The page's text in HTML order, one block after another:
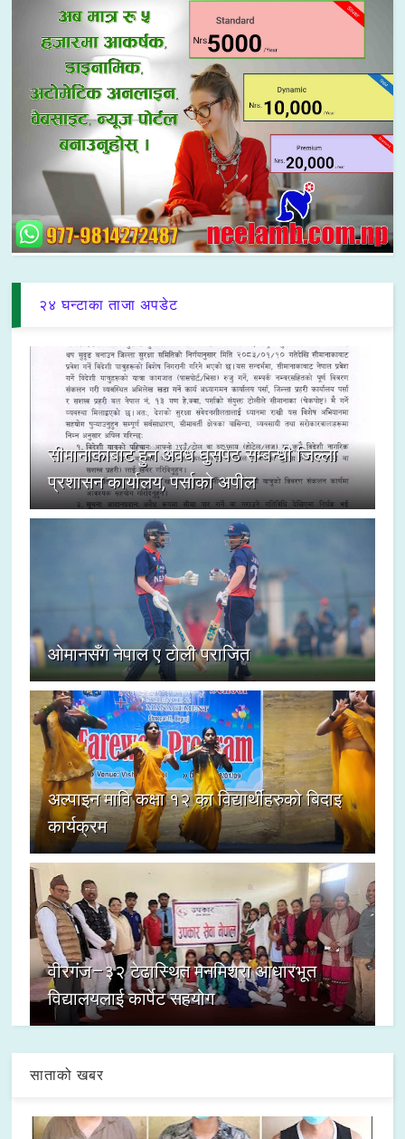
२४ घन्टाका ताजा अपडेट
सीमानाकाबाट हुने अवैध घुसपैठ सम्बन्धी जिल्ला
प्रशासन कार्यालय, पर्साको अपील
ओमानसँग नेपाल ए टोली पराजित
अल्पाइन मावि कक्षा १२ का विद्यार्थीहरुको बिदाइ
कार्यक्रम
वीरगंज–३२ टेढास्थित मनमिश्रा आधारभूत
विद्यालयलाई कार्पेट सहयोग
साताको खबर